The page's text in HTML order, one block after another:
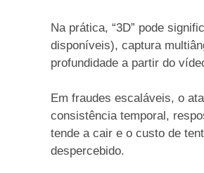
Na prática, “3D” pode
disponíveis), captura
profundidade a partir do
Em fraudes escaláveis, o
consistência temporal,
tende a cair e o custo de
despercebido.